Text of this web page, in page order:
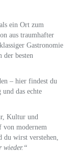
ein Ort zum
aus traumhafter
Gastronomie
der besten
– hier findest du
und das echte
Kultur und
von modernem
du wirst verstehen,
wieder.“